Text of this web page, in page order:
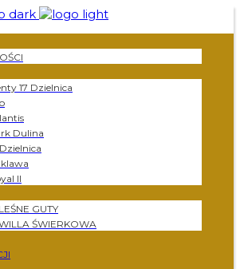
17 Dzielnica
Dulina
II
GUTY
ŚWIERKOWA